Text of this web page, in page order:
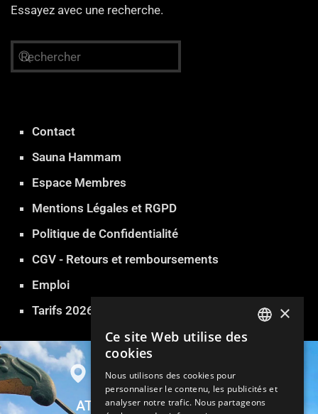
Essayez avec une recherche.
Contact
Sauna Hammam
Espace Membres
Mentions Légales et RGPD
Politique de Confidentialité
CGV - Retours et remboursements
Emploi
Tarifs 2026
ATLANTIDE SAUNA PARIS
FRENCH
GERMAN
×
Ce site Web utilise des
cookies
Nous utilisons des cookies pour
personnaliser le contenu, les publicités et
analyser notre trafic. Nous partageons